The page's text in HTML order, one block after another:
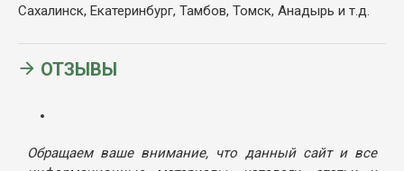
Сахалинск, Екатеринбург, Тамбов, Томск, Анадырь и т.д.
ОТЗЫВЫ
Обращаем ваше внимание, что данный сайт и все